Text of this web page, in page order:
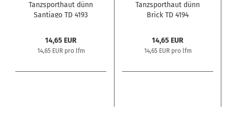
Tanzsporthaut dünn
Santiago TD 4193
14,65 EUR
14,65 EUR pro lfm
Tanzsporthaut dünn
Brick TD 4194
14,65 EUR
14,65 EUR pro lfm